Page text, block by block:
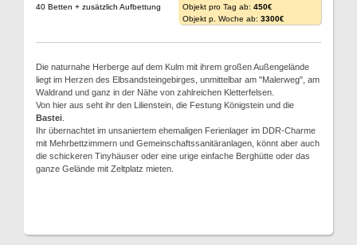
40 Betten + zusätzlich Aufbettung
Objekt pro Tag ab: 450€
Objekt p. Woche ab: 3300€
Die naturnahe Herberge auf dem Kulm mit ihrem großen Außengelände
liegt im Herzen des Elbsandsteingebirges, unmittelbar am "Malerweg", am
Waldrand und ganz in der Nähe von zahlreichen Kletterfelsen.
Von hier aus seht ihr den Lilienstein, die Festung Königstein und die
Bastei
Ihr übernachtet im unsaniertem ehemaligen Ferienlager im DDR-Charme
mit Mehrbettzimmern und Gemeinschaftssanitäranlagen, könnt aber auch
die schickeren Tinyhäuser oder eine urige einfache Berghütte oder das
ganze Gelände mit Zeltplatz mieten.